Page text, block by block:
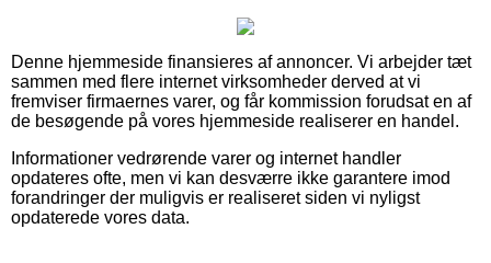
Denne hjemmeside finansieres af annoncer. Vi arbejder tæt
sammen med flere internet virksomheder derved at vi
fremviser firmaernes varer, og får kommission forudsat en af
de besøgende på vores hjemmeside realiserer en handel.
Informationer vedrørende varer og internet handler
opdateres ofte, men vi kan desværre ikke garantere imod
forandringer der muligvis er realiseret siden vi nyligst
opdaterede vores data.